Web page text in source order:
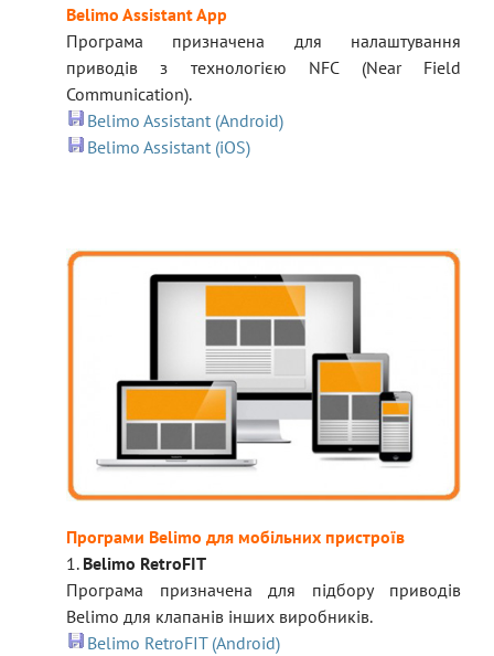
Belimo Assistant App
Програма призначена для налаштування
приводів з технологією NFC (Near Field
Communication).
Belimo Assistant (Android)
Belimo Assistant (iOS)
Програми Belimo для мобільних пристроїв
1. Belimo RetroFIT
Програма призначена для підбору приводів
Belimo для клапанів інших виробників.
Belimo RetroFIT (Android)